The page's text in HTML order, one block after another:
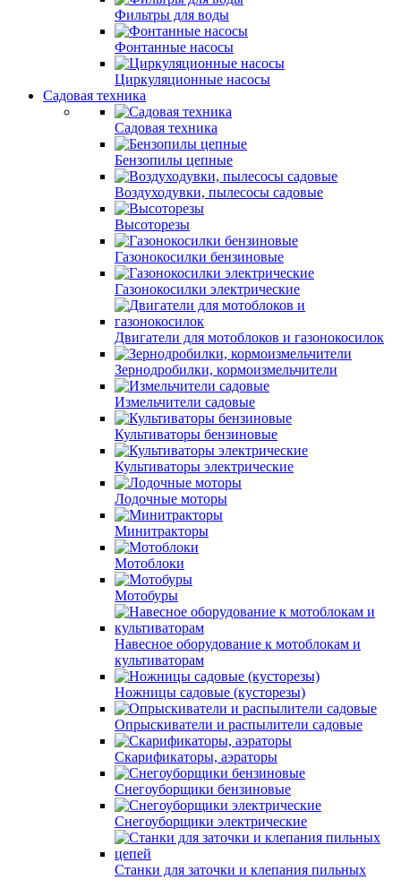
Фильтры для воды
Фонтанные насосы
Циркуляционные насосы
Садовая техника
Садовая техника
Бензопилы цепные
Воздуходувки, пылесосы садовые
Высоторезы
Газонокосилки бензиновые
Газонокосилки электрические
Двигатели для мотоблоков и газонокосилок
Зернодробилки, кормоизмельчители
Измельчители садовые
Культиваторы бензиновые
Культиваторы электрические
Лодочные моторы
Минитракторы
Мотоблоки
Мотобуры
Навесное оборудование к мотоблокам и
культиваторам
Ножницы садовые (кусторезы)
Опрыскиватели и распылители садовые
Скарификаторы, аэраторы
Снегоуборщики бензиновые
Снегоуборщики электрические
Станки для заточки и клепания пильных